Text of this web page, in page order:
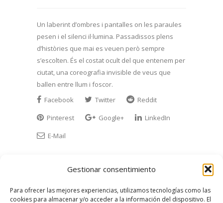
Gestionar consentimiento
Para ofrecer las mejores experiencias, utilizamos tecnologías como las
cookies para almacenar y/o acceder a la información del dispositivo. El
Un laberint d’ombres i pantalles on les paraules
pesen i el silenci il·lumina. Passadissos plens
d’històries que mai es veuen però sempre
s’escolten. És el costat ocult del que entenem per
ciutat, una coreografia invisible de veus que
ballen entre llum i foscor.
Facebook
Twitter
Reddit
Pinterest
Google+
LinkedIn
E-Mail